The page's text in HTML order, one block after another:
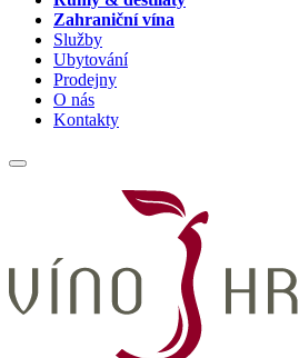
Zahraniční vína
Služby
Ubytování
Prodejny
O nás
Kontakty